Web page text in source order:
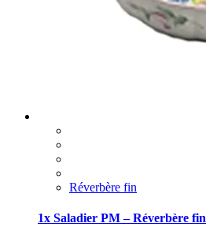
Réverbère fin
1x Saladier PM – Réverbère fin